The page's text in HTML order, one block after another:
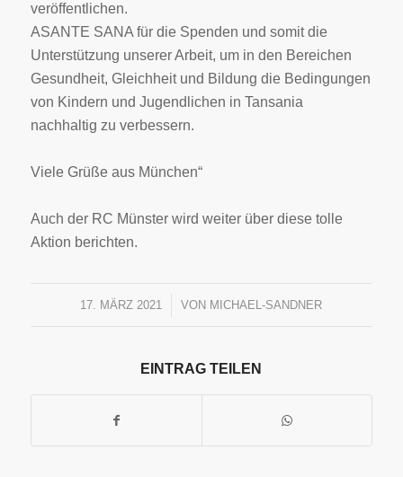
veröffentlichen.
ASANTE SANA für die Spenden und somit die
Unterstützung unserer Arbeit, um in den Bereichen
Gesundheit, Gleichheit und Bildung die Bedingungen
von Kindern und Jugendlichen in Tansania
nachhaltig zu verbessern.
Viele Grüße aus München“
Auch der RC Münster wird weiter über diese tolle
Aktion berichten.
17. MÄRZ 2021
/ VON MICHAEL-SANDNER
EINTRAG TEILEN